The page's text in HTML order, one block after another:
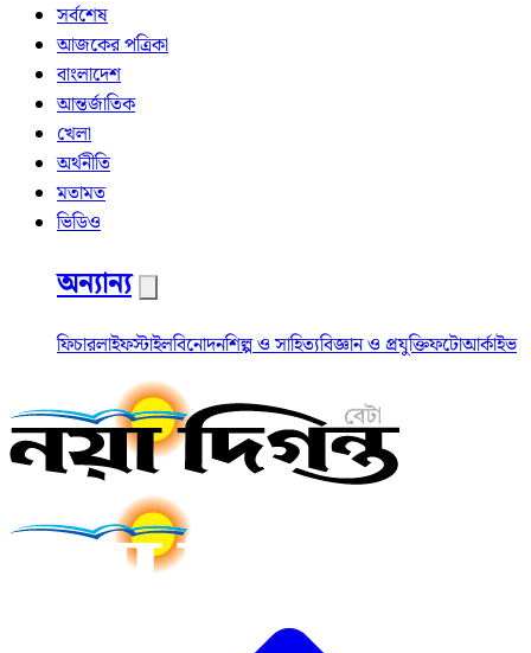
সর্বশেষ
আজকের পত্রিকা
বাংলাদেশ
আন্তর্জাতিক
খেলা
অর্থনীতি
মতামত
ভিডিও
অন্যান্য
ফিচারলাইফস্টাইলবিনোদনশিল্প ও সাহিত্যবিজ্ঞান ও প্রযুক্তিফটোআর্কাইভ